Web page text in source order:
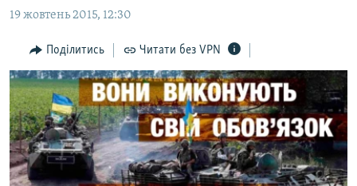
Перейти
пошуку
ПОГЛЯД
ІНТЕРВ'Ю
ВСЕ ЗА ДЕНЬ
СПЕЦПРОЕКТИ
ДЕПОРТАЦІЯ
ВІДЕОУРОКИ «ELIFBE»
ЯК ОБІЙТИ БЛОКУВАННЯ
Русский
19 жовтень 2015, 12:30
Поділитись Читати без VPN